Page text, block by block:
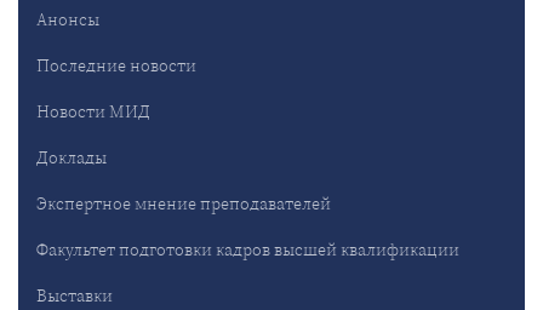
Анонсы
Последние новости
Новости МИД
Доклады
Экспертное мнение преподавателей
Факультет подготовки кадров высшей квалификации
Выставки